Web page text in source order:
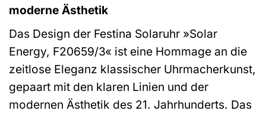
moderne Ästhetik
Das Design der Festina Solaruhr »Solar
Energy, F20659/3« ist eine Hommage an die
zeitlose Eleganz klassischer Uhrmacherkunst,
gepaart mit den klaren Linien und der
modernen Ästhetik des 21. Jahrhunderts. Das